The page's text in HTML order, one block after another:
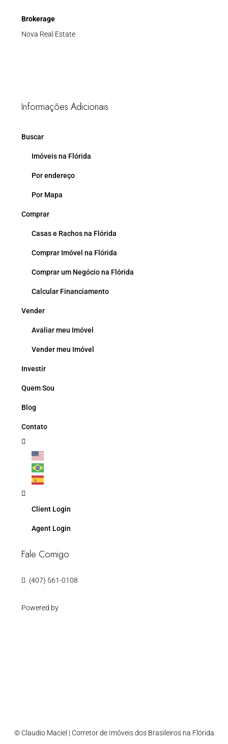
Brokerage
Nova Real Estate
Informações Adicionais
Buscar
Imóveis na Flórida
Por endereço
Por Mapa
Comprar
Casas e Rachos na Flórida
Comprar Imóvel na Flórida
Comprar um Negócio na Flórida
Calcular Financiamento
Vender
Avaliar meu Imóvel
Vender meu Imóvel
Investir
Quem Sou
Blog
Contato
Client Login
Agent Login
Fale Comigo
(407) 561-0108
Powered by
© Claudio Maciel | Corretor de Imóveis dos Brasileiros na Flórida